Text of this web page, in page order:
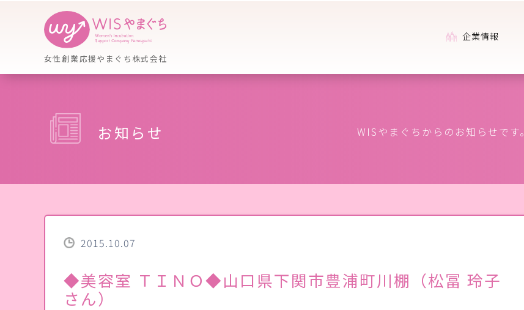
女性創業応援やまぐち株式会社
企業情報
お知らせ WISやまぐちからのお知らせです。
2015.10.07
◆美容室 ＴＩＮＯ◆山口県下関市豊浦町川棚（松冨 玲子
さん）